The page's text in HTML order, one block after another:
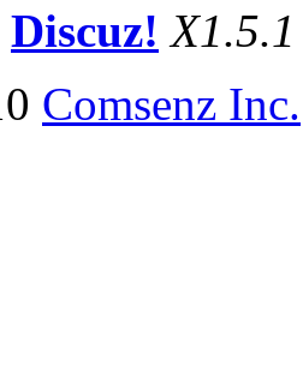
Discuz! X1.5.1
Comsenz Inc.